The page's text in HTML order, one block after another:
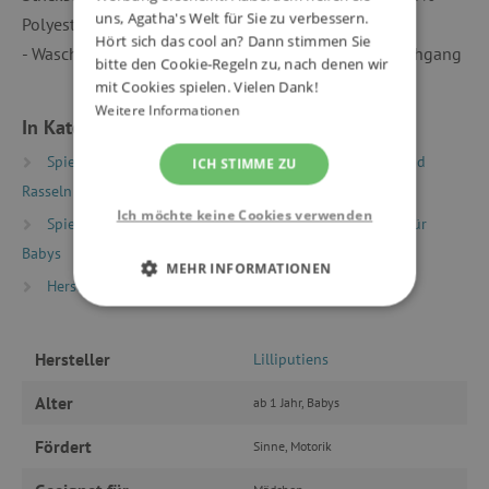
Polyester
- Waschen: Maschinenwaschbar bei 30° - Schonwaschgang
In Kategorien eingeteilt
Spielzeug nach Typ Babybedarf
Beißringe und
Rasseln
Spielzeug nach Alter
Spielzeug und Ausstattung für
Babys
Hersteller
Hersteller Lilliputiens
Alter ab 1 Jahr, Babys
Fördert Sinne, Motorik
uns, Agatha's Welt für Sie zu verbessern.
Hört sich das cool an? Dann stimmen Sie
bitte den Cookie-Regeln zu, nach denen wir
mit Cookies spielen. Vielen Dank!
Weitere Informationen
ICH STIMME ZU
Ich möchte keine Cookies verwenden
MEHR INFORMATIONEN
UNBEDINGT ERFORDERLICH